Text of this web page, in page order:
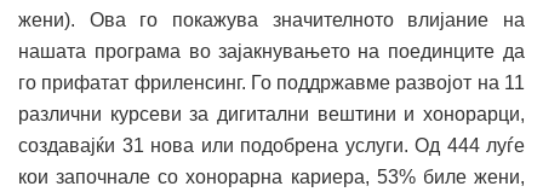
жени). Ова го покажува значителното влијание на
нашата програма во зајакнувањето на поединците да
го прифатат фриленсинг. Го поддржавме развојот на 11
различни курсеви за дигитални вештини и хонорарци,
создавајќи 31 нова или подобрена услуги. Од 444 луѓе
кои започнале со хонорарна кариера, 53% биле жени,